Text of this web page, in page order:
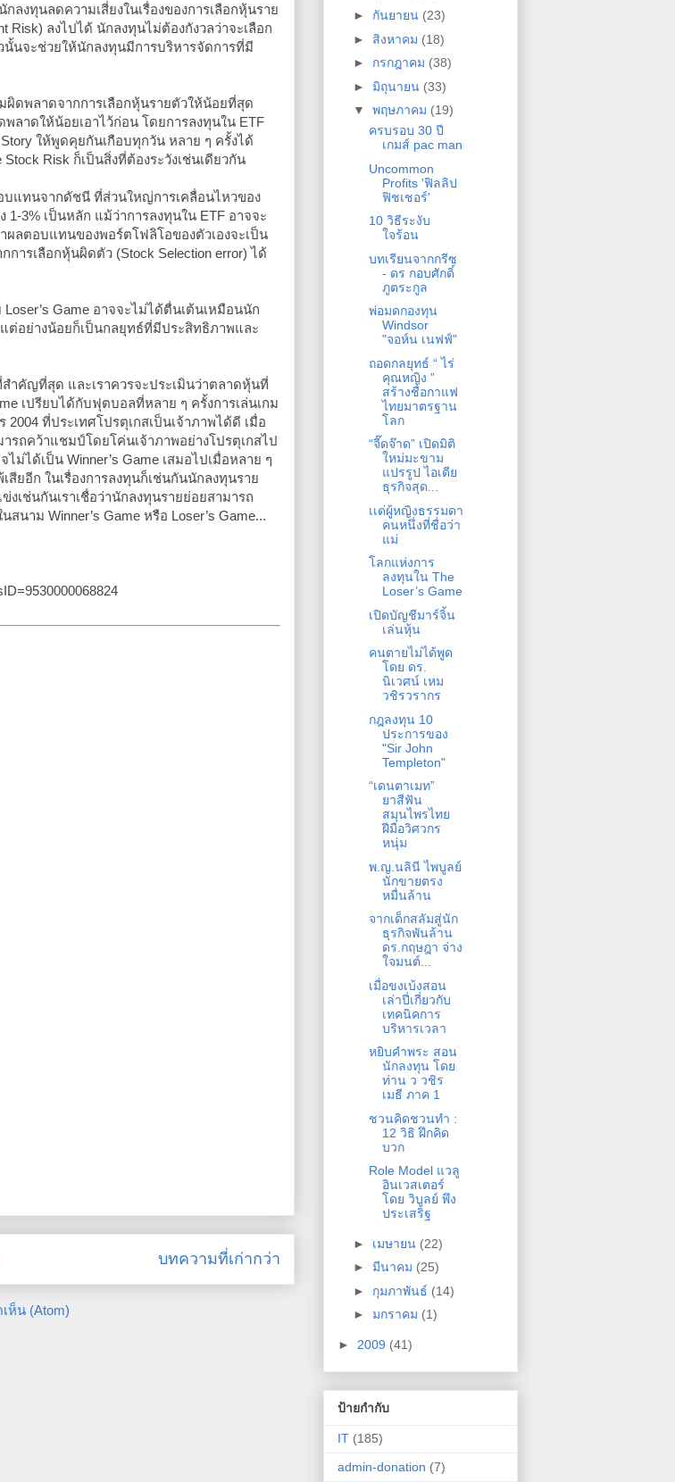
ลงทุนลดความเสี่ยงในเรื่องของการเลือกหุ้นราย
Risk) ลงไปได้ นักลงทุนไม่ต้องกังวลว่าจะเลือก
นจะช่วยให้นักลงทุนมีการบริหารจัดการที่มี
ผิดพลาดจากการเลือกหุ้นรายตัวให้น้อยที่สุด
ลาดให้น้อยเอาไว้ก่อน โดยการลงทุนใน ETF
ให้พูดคุยกันเกือบทุกวัน หลาย ๆ ครั้งได้
Risk ก็เป็นสิ่งที่ต้องระวังเช่นเดียวกัน
บแทนจากดัชนี ที่ส่วนใหญ่การเคลื่อนไหวของ
3% เป็นหลัก แม้ว่าการลงทุนใน ETF อาจจะ
ลตอบแทนของพอร์ตโฟลิโอของตัวเองจะเป็น
ารเลือกหุ้นผิดตัว (Stock Selection error) ได้
Game อาจจะไม่ได้ตื่นเต้นเหมือนนัก
แต่อย่างน้อยก็เป็นกลยุทธ์ที่มีประสิทธิภาพและ
สำคัญที่สุด และเราควรจะประเมินว่าตลาดหุ้นที่
เปรียบได้กับฟุตบอลที่หลาย ๆ ครั้งการเล่นเกม
ที่ประเทศโปรตุเกสเป็นเจ้าภาพได้ดี เมื่อ
รถคว้าแชมป์โดยโค่นเจ้าภาพอย่างโปรตุเกสไป
ได้เป็น Winner’s Game เสมอไปเมื่อหลาย ๆ
สียอีก ในเรื่องการลงทุนก็เช่นกันนักลงทุนราย
งเช่นกันเราเชื่อว่านักลงทุนรายย่อยสามารถ
นาม Winner’s Game หรือ Loser’s Game...
บทความที่เก่ากว่า
ห็น (Atom)
► กันยายน (23)
► สิงหาคม (18)
► กรกฎาคม (38)
► มิถุนายน (33)
▼ พฤษภาคม (19)
ครบรอบ 30 ปี
เกมส์ pac man
Uncommon
Profits 'ฟิลลิป
ฟิชเชอร์'
10 วิธีระงับ
ใจร้อน
บทเรียนจากกรีซ
- ดร กอบศักดิ์
ภูตระกูล
พ่อมดกองทุน
Windsor
"จอห์น เนฟฟ์"
ถอดกลยุทธ์ “ ไร่
คุณหญิง ”
สร้างชื่อกาแฟ
ไทยมาตรฐาน
โลก
“จี๊ดจ๊าด” เปิดมิติ
ใหม่มะขาม
แปรรูป ไอเดีย
ธุรกิจสุด...
เเด่ผู้หญิงธรรมดา
คนหนึ่งที่ชื่อว่า
แม่
โลกแห่งการ
ลงทุนใน The
Loser’s Game
เปิดบัญชีมาร์จิ้น
เล่นหุ้น
คนตายไม่ได้พูด
โดย ดร.
นิเวศน์ เหม
วชิรวรากร
กฎลงทุน 10
ประการของ
"Sir John
Templeton"
“เดนตาเมท”
ยาสีฟัน
สมุนไพรไทย
ฝีมือวิศวกร
หนุ่ม
พ.ญ.นลินี ไพบูลย์
นักขายตรง
หมื่นล้าน
จากเด็กสลัมสู่นัก
ธุรกิจพันล้าน
ดร.กฤษฎา จ่าง
ใจมนต์...
เมื่อขงเบ้งสอน
เล่าปี่เกี่ยวกับ
เทคนิคการ
บริหารเวลา
หยิบคำพระ สอน
นักลงทุน โดย
ท่าน ว วชิร
เมธี ภาค 1
ชวนคิดชวนทำ :
12 วิธิ ฝึกคิด
บวก
Role Model แวลู
อินเวสเตอร์
โดย วิบูลย์ พึง
ประเสริฐ
► เมษายน (22)
► มีนาคม (25)
► กุมภาพันธ์ (14)
► มกราคม (1)
► 2009 (41)
ป้ายกำกับ
IT (185)
admin-donation (7)